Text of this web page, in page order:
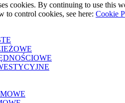
cookies. By continuing to use this
to control cookies, see here: Cookie